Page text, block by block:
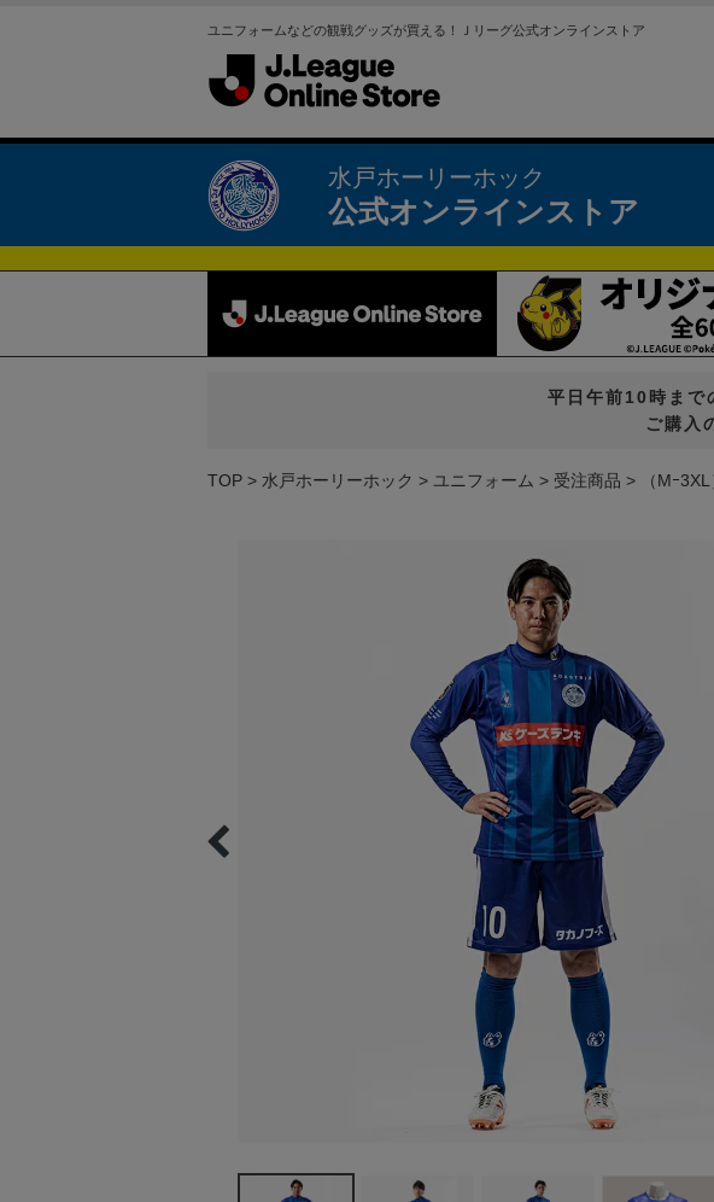
ユニフォームなどの観戦グッズが買える！Ｊリーグ公式オンラインストア
水戸ホーリーホック
公式オンラインストア
平日午前10時まで
ご購入
TOP 水戸ホーリーホック ユニフォーム 受注商品 （Mｰ